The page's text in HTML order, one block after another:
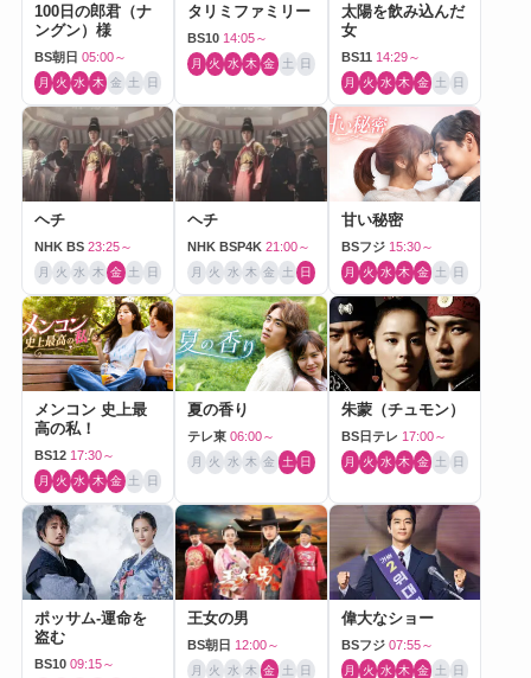
100日の郎君（ナ
ングン）様
BS朝日 05:00～
月 火 水 木 金 土 日
タリミファミリー
BS10 14:05～
月 火 水 木 金 土 日
太陽を飲み込んだ
女
BS11 14:29～
月 火 水 木 金 土 日
ヘチ
NHK BS 23:25～
月 火 水 木 金 土 日
ヘチ
NHK BSP4K 21:00～
月 火 水 木 金 土 日
甘い秘密
BSフジ 15:30～
月 火 水 木 金 土 日
メンコン 史上最
高の私！
BS12 17:30～
月 火 水 木 金 土 日
夏の香り
テレ東 06:00～
月 火 水 木 金 土 日
朱蒙（チュモン）
BS日テレ 17:00～
月 火 水 木 金 土 日
ポッサム-運命を
盗む
BS10 09:15～
王女の男
BS朝日 12:00～
月 火 水 木 金 土 日
偉大なショー
BSフジ 07:55～
月 火 水 木 金 土 日